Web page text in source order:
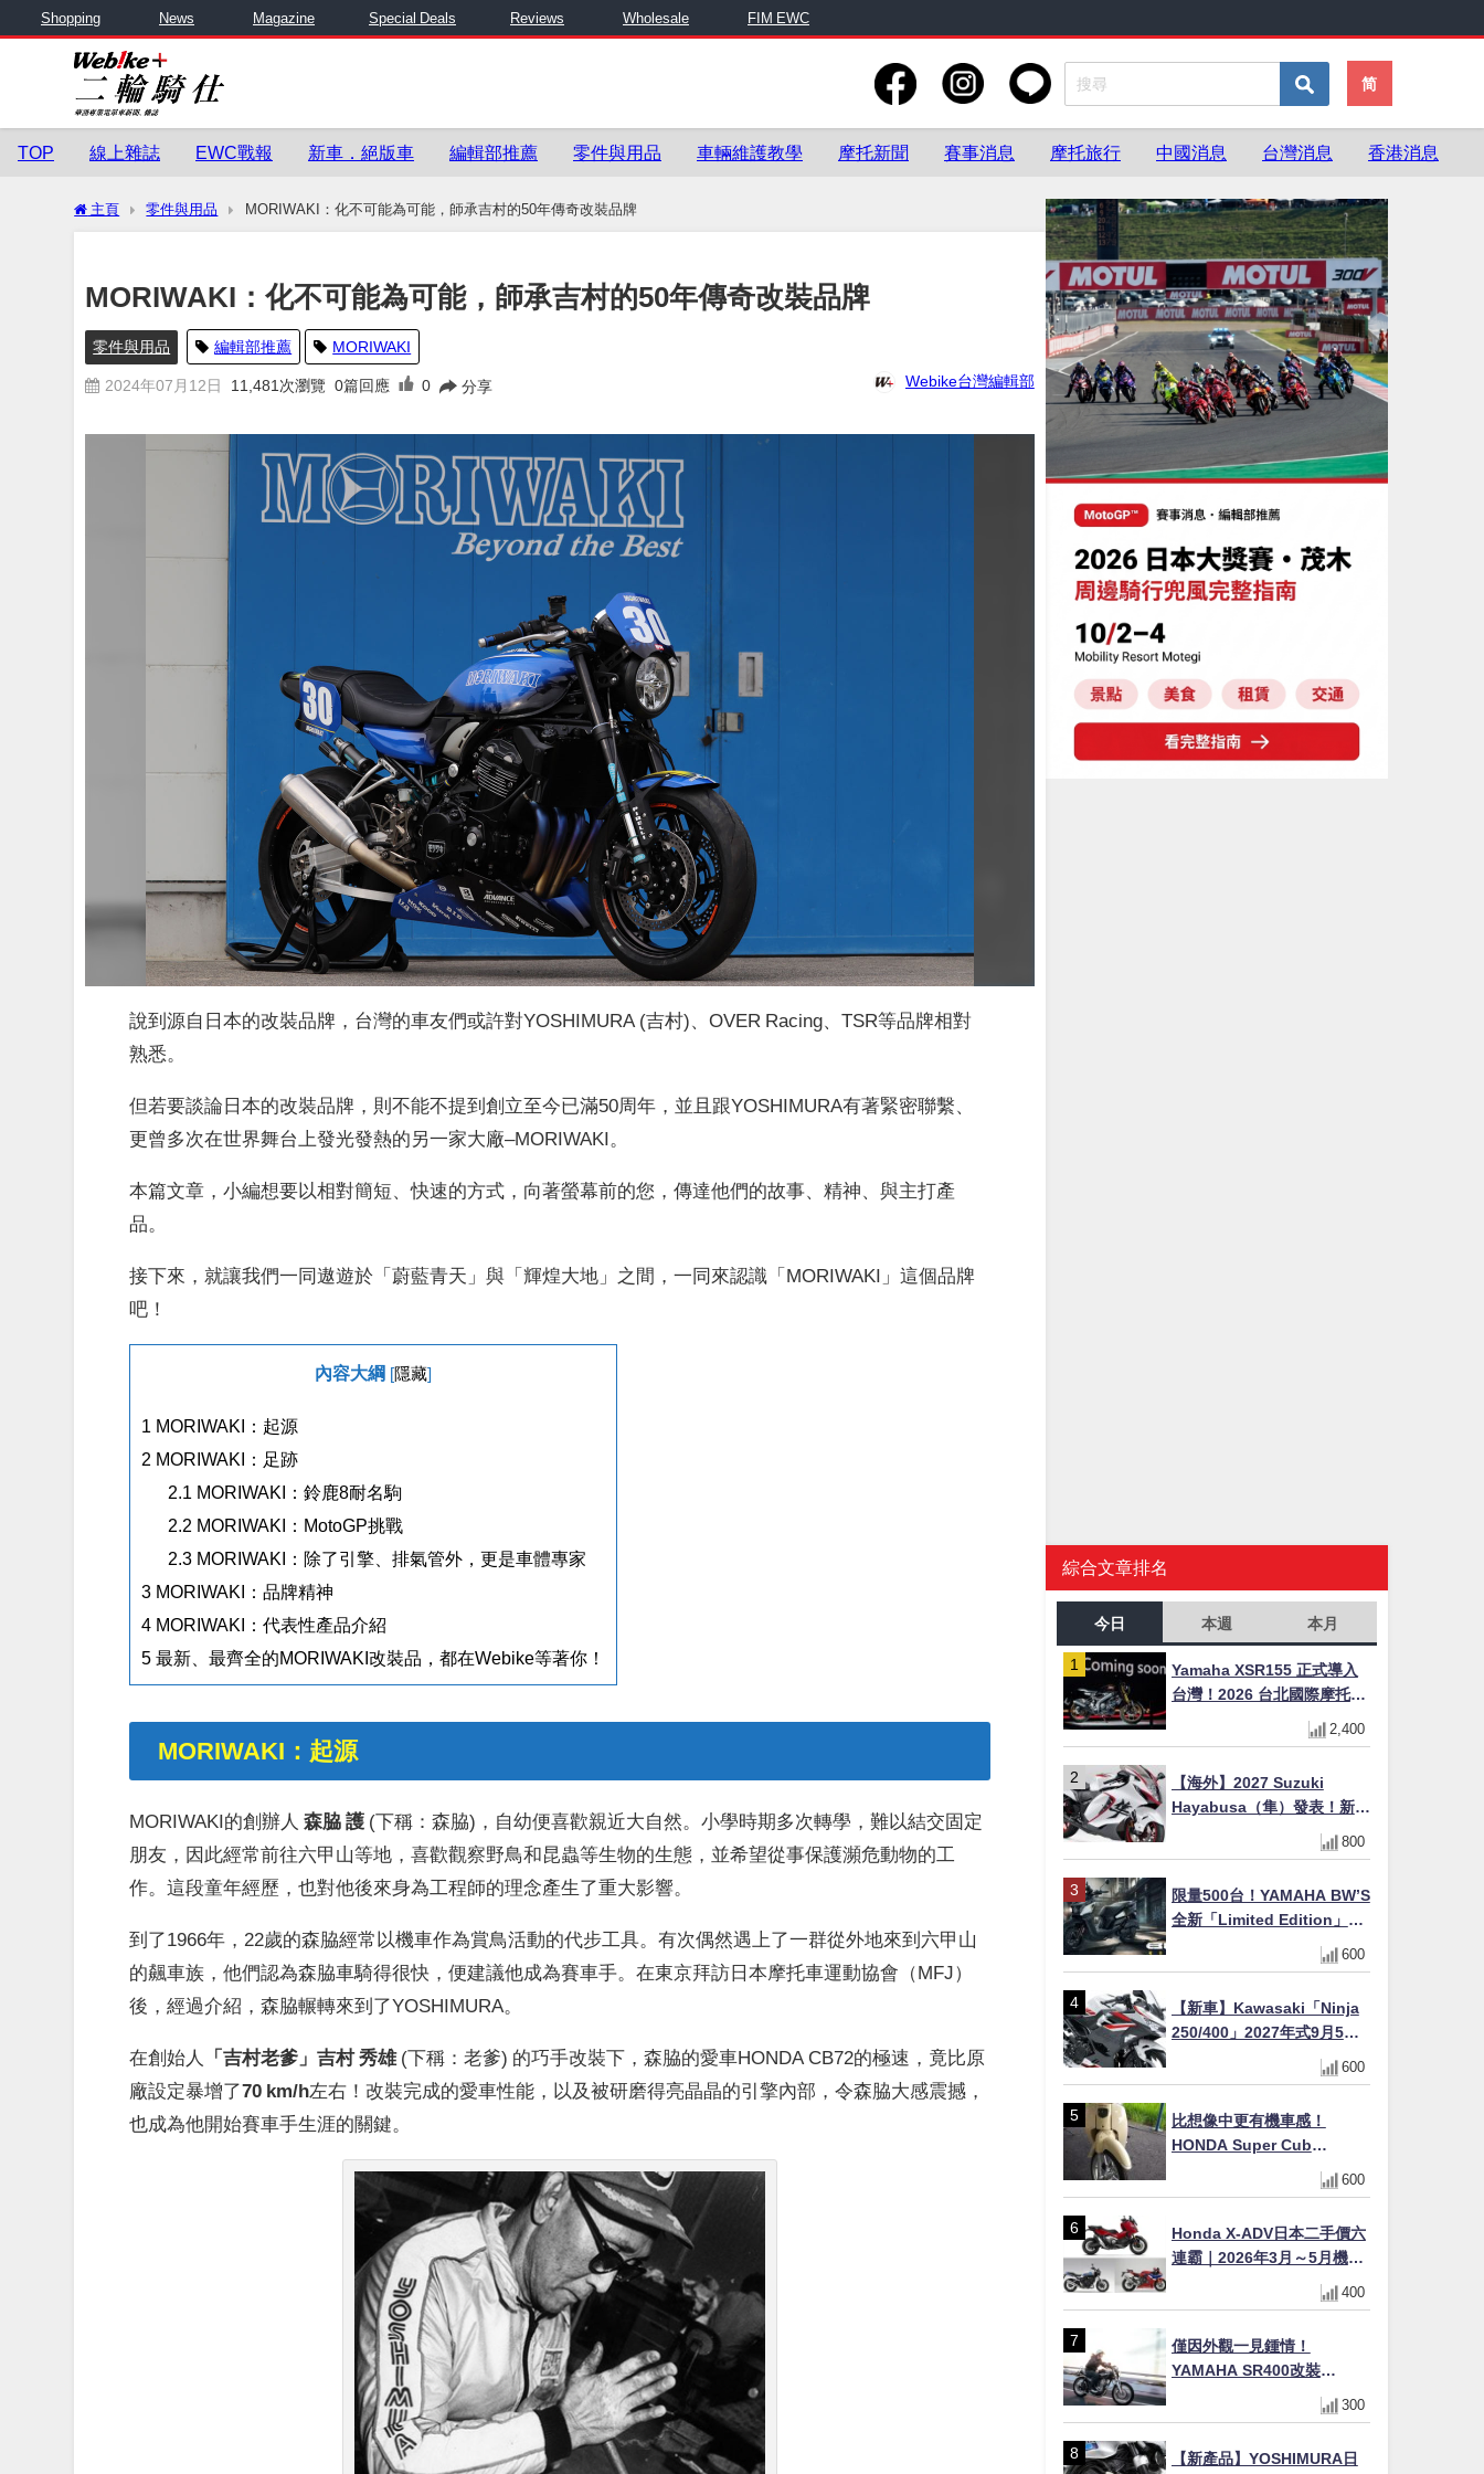
Shopping News Magazine Special Deals Reviews Wholesale FIM EWC
简
TOP 線上雜誌 EWC戰報 新車．絕版車 編輯部推薦 零件與用品 車輛維護教學 摩托新聞 賽事消息 摩托旅行 中國消息 台灣消息 香港消息
主頁 零件與用品 MORIWAKI：化不可能為可能，師承吉村的50年傳奇改裝品牌
MORIWAKI：化不可能為可能，師承吉村的50年傳奇改裝品牌
零件與用品 編輯部推薦 MORIWAKI
2024年07月12日 11,481 次瀏覽 0篇回應 0 分享 Webike台灣編輯部
說到源自日本的改裝品牌，台灣的車友們或許對YOSHIMURA (吉村)、OVER Racing、TSR等品牌相對
熟悉。
但若要談論日本的改裝品牌，則不能不提到創立至今已滿50周年，並且跟YOSHIMURA有著緊密聯繫、
更曾多次在世界舞台上發光發熱的另一家大廠–MORIWAKI。
本篇文章，小編想要以相對簡短、快速的方式，向著螢幕前的您，傳達他們的故事、精神、與主打產
品。
接下來，就讓我們一同遨遊於「蔚藍青天」與「輝煌大地」之間，一同來認識「MORIWAKI」這個品牌
吧！
內容大綱 隱藏
1 MORIWAKI：起源
2 MORIWAKI：足跡
2.1 MORIWAKI：鈴鹿8耐名駒
2.2 MORIWAKI：MotoGP挑戰
2.3 MORIWAKI：除了引擎、排氣管外，更是車體專家
3 MORIWAKI：品牌精神
4 MORIWAKI：代表性產品介紹
5 最新、最齊全的MORIWAKI改裝品，都在Webike等著你！
MORIWAKI：起源
MORIWAKI的創辦人森脇 護 (下稱：森脇)，自幼便喜歡親近大自然。小學時期多次轉學，難以結交固定
朋友，因此經常前往六甲山等地，喜歡觀察野鳥和昆蟲等生物的生態，並希望從事保護瀕危動物的工
作。這段童年經歷，也對他後來身為工程師的理念產生了重大影響。
到了1966年，22歲的森脇經常以機車作為賞鳥活動的代步工具。有次偶然遇上了一群從外地來到六甲山
的飆車族，他們認為森脇車騎得很快，便建議他成為賽車手。在東京拜訪日本摩托車運動協會（MFJ）
後，經過介紹，森脇輾轉來到了YOSHIMURA。
在創始人 「吉村老爹」吉村 秀雄(下稱：老爹) 的巧手改裝下，森脇的愛車HONDA CB72的極速，竟比原
廠設定暴增了70 km/h左右！改裝完成的愛車性能，以及被研磨得亮晶晶的引擎內部，令森脇大感震撼，
也成為他開始賽車手生涯的關鍵。
綜合文章排名
今日 本週 本月
Yamaha XSR155 正式導入
台灣！2026 台北國際摩托車
展亮相，70 週年紀念版
YZF-R 系列限量追加販售
2,400
【海外】2027 Suzuki
Hayabusa（隼）發表！新增
Special Edition 特仕版，全
新珍珠白塗裝與專屬配備登
800
限量500台！YAMAHA BW’S
全新「Limited Edition」都
市探索限定色 GOOPiMADE
聯名包同步登場
600
【新車】Kawasaki「Ninja
250/400」2027年式9月5日
日本發售！新塗裝登場×價格
不變×輔助滑動式離合器
600
比想像中更有機車感！
HONDA Super Cub
110【Webike愛車精選】
600
Honda X-ADV日本二手價六
連霸｜2026年3月～5月機車
轉售排行榜 CBR1000RR-R
FIREBLADE SP首度躋身前
400
僅因外觀一見鍾情！
YAMAHA SR400改裝
Tracker風格｜ 女車主的機車
人生蛻變記
300
【新產品】YOSHIMURA日